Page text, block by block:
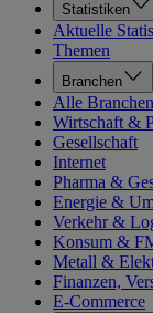
Statistiken
Aktuelle
Themen
Branchen
Alle Branchen
Wirtschaft &
Gesellschaft
Internet
Pharma &
Energie &
Verkehr &
Konsum &
Metall &
Finanzen,
E-Commerce